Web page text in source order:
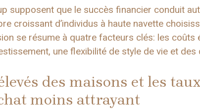
supposent que le succès financier conduit
croissant d’individus à haute navette
se résume à quatre facteurs clés: les coûts
une flexibilité de style de vie et
des maisons et les
moins attrayant